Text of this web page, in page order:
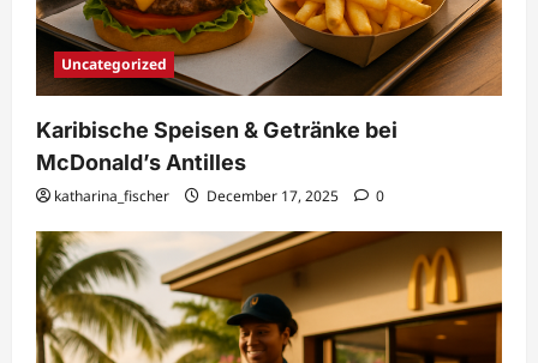
Uncategorized
Karibische Speisen & Getränke bei
McDonald’s Antilles
katharina_fischer December 17, 2025 0